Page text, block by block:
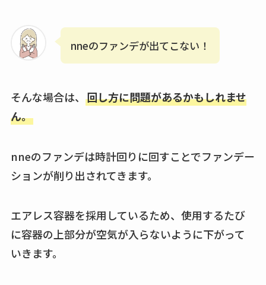
アクアテクトゲルが
こ？楽天・amazonで
しまむら布団セット
の料金は？セール・
販も調査
nneのファンデが出てこない！
そんな場合は、 回し方に問題があるかもしれませ
ん。
nneのファンデは時計回りに回すことでファンデー
ションが削り出されてきます。
エアレス容器を採用しているため、使用するたび
に容器の上部分が空気が入らないように下がって
いきます。